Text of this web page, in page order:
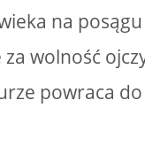
na
wolność
powraca